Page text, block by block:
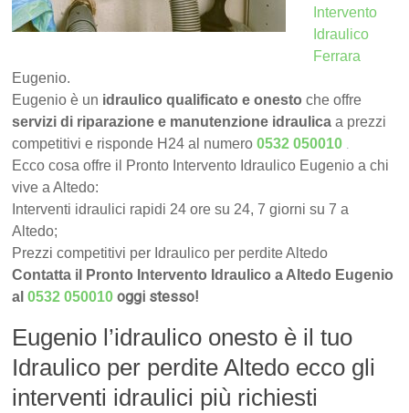
Intervento
Idraulico
Ferrara
Eugenio.
Eugenio è un idraulico qualificato e onesto che offre
servizi di riparazione e manutenzione idraulica a prezzi
competitivi e risponde H24 al numero0532 050010 .
Ecco cosa offre il Pronto Intervento Idraulico Eugenio a chi
vive a Altedo:
Interventi idraulici rapidi 24 ore su 24, 7 giorni su 7 a
Altedo;
Prezzi competitivi per Idraulico per perdite Altedo
Contatta il Pronto Intervento Idraulico a Altedo Eugenio
al0532 050010 oggi stesso!
Eugenio l’idraulico onesto è il tuo
Idraulico per perdite Altedo ecco gli
interventi idraulici più richiesti